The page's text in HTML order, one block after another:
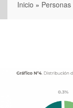
Inicio » Personas